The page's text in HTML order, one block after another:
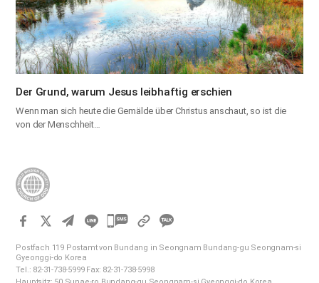
Der Grund, warum Jesus leibhaftig erschien
Wenn man sich heute die Gemälde über Christus anschaut, so ist die
von der Menschheit…
카
오
Postfach 119 Postamt von Bundang in Seongnam Bundang-gu Seongnam-si
Gyeonggi-do Korea
Tel.: 82-31-738-5999 Fax: 82-31-738-5998